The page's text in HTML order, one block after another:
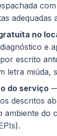
adequadas
no
e
escrito
letra miúda,
do serviço
descritos
ambiente do